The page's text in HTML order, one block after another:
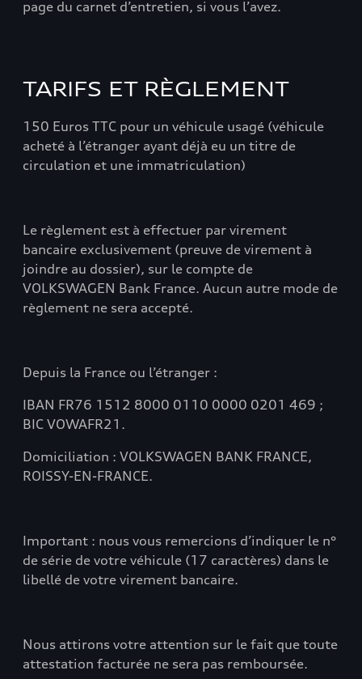
page du carnet d’entretien, si vous l’avez.
TARIFS ET RÈGLEMENT
150 Euros TTC pour un véhicule usagé (véhicule
acheté à l’étranger ayant déjà eu un titre de
circulation et une immatriculation)
Le règlement est à effectuer par virement
bancaire exclusivement (preuve de virement à
joindre au dossier), sur le compte de
VOLKSWAGEN Bank France. Aucun autre mode de
règlement ne sera accepté.
Depuis la France ou l’étranger :
IBAN FR76 1512 8000 0110 0000 0201 469 ;
BIC VOWAFR21.
Domiciliation : VOLKSWAGEN BANK FRANCE,
ROISSY-EN-FRANCE.
Important : nous vous remercions d’indiquer le n°
de série de votre véhicule (17 caractères) dans le
libellé de votre virement bancaire.
Nous attirons votre attention sur le fait que toute
attestation facturée ne sera pas remboursée.